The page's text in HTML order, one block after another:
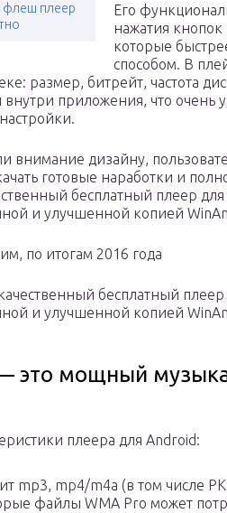
флеш плеер
Его
нажатия
которые
способом. В
размер, битрейт, частота
внутри приложения, что очень
внимание дизайну,
готовые наработки и
бесплатный плеер
и улучшенной копией
по итогам 2016 года
бесплатный
и улучшенной копией
это мощный
плеера для Android:
mp3, mp4/m4a (в том числе
файлы WMA Pro может